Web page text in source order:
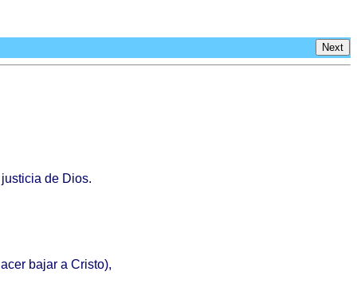
Next
justicia de Dios.
bajara Cristo),